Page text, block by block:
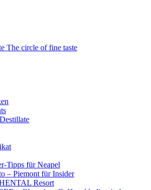
The circle of fine taste
Tipps für Neapel
– Piemont für Insider
Resort